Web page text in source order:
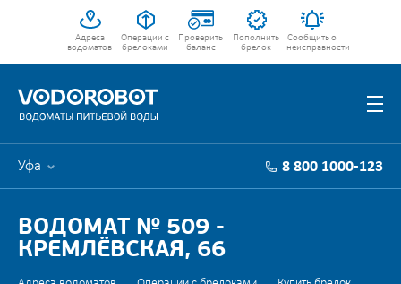
Адреса
водоматов
Операции с
брелоками
Проверить
баланс
Пополнить
брелок
Сообщить о
неисправности
Уфа 8 800 1000-123
ВОДОМАТ № 509 -
КРЕМЛЁВСКАЯ, 66